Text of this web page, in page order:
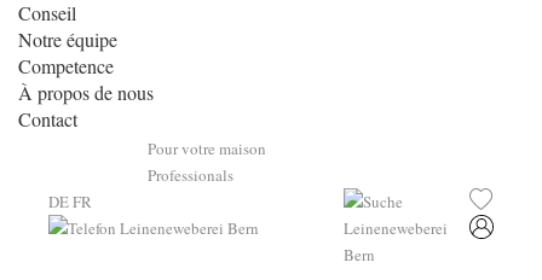
Conseil
Notre équipe
Competence
À propos de nous
Contact
Pour votre maison
Professionals
DEFR